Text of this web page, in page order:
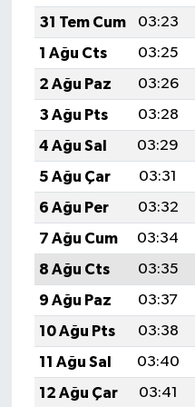
31 Tem Cum
03:23
1 Ağu Cts
03:25
2 Ağu Paz
03:26
3 Ağu Pts
03:28
4 Ağu Sal
03:29
5 Ağu Çar
03:31
6 Ağu Per
03:32
7 Ağu Cum
03:34
8 Ağu Cts
03:35
9 Ağu Paz
03:37
10 Ağu Pts
03:38
11 Ağu Sal
03:40
12 Ağu Çar
03:41